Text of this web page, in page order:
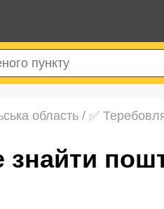
область / ✅
знайти